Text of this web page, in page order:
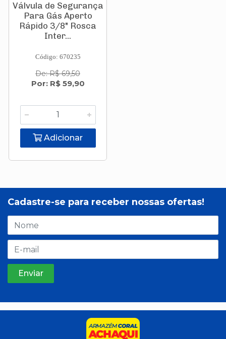
Válvula de Segurança
Para Gás Aperto
Rápido 3/8" Rosca
Inter...
Código: 670235
De: R$ 69,50
Por: R$ 59,90
Adicionar
Cadastre-se para receber nossas ofertas!